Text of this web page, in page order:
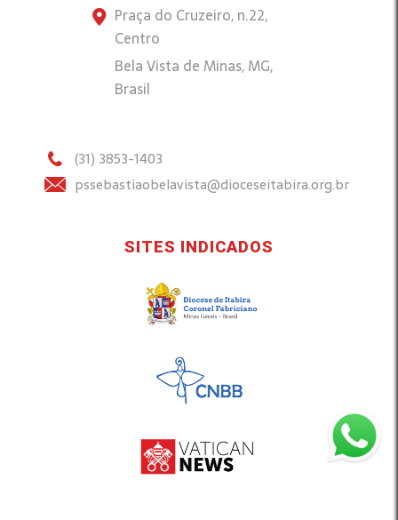
Praça do Cruzeiro, n.22,
Centro
Bela Vista de Minas, MG,
Brasil
(31) 3853-1403
pssebastiaobelavista@dioceseitabira.org.br
SITES INDICADOS